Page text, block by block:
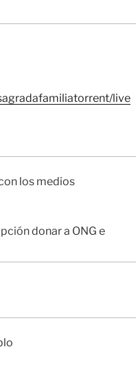
live
los medios
donar a ONG e